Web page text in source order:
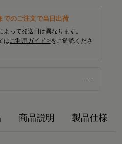
でのご注文で当日出荷
って発送日は異なります。
は ご利用ガイド >をご確認くださ
商品説明 製品仕様